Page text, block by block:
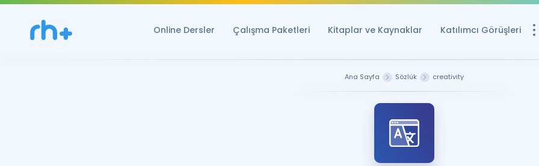
Online Dersler Çalışma Paketleri Kitaplar ve Kaynaklar Katılımcı Görüşleri
Ana Sayfa Sözlük creativity